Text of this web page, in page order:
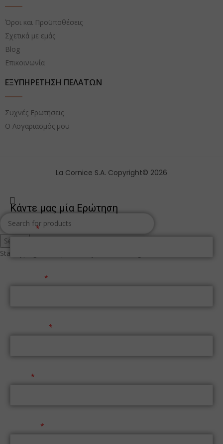
Όροι και Προϋποθέσεις
Σχετικά με εμάς
Blog
Επικοινωνία
ΕΞΥΠΗΡΕΤΗΣΗ ΠΕΛΑΤΩΝ
Συχνές Ερωτήσεις
Ο Λογαριασμός μου
La Cornice S.A. Copyright© 2026
Search
Start typing to see products you are looking for.
Κάντε μας μία Ερώτηση
Όνομα